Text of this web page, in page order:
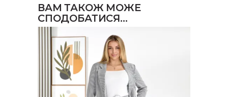
ВАМ ТАКОЖ МОЖЕ
СПОДОБАТИСЯ…